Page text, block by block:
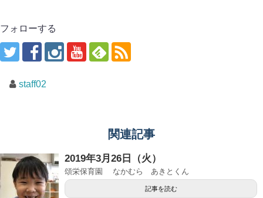
フォローする
staff02
関連記事
2019年3月26日（火）
頌栄保育園 なかむら あきとくん
記事を読む